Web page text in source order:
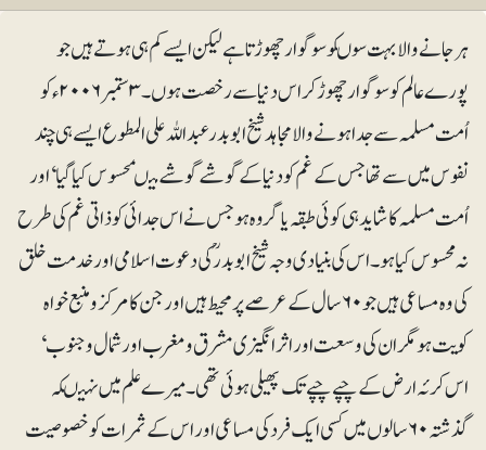
ہر جانے والا بہت سوںکو سوگوار چھوڑتا ہے لیکن ایسے کم ہی ہوتے ہیں جو
پورے عالم کو سوگوار چھوڑ کر اس دنیا سے رخصت ہوں۔ ۳ستمبر ۲۰۰۶ء کو
اُمت مسلمہ سے جداہونے والا مجاہد شیخ ابوبدرعبداللہ علی المطوع ایسے ہی چند
نفوس میں سے تھا جس کے غم کو دنیاکے گوشے گوشے میںمحسوس کیا گیا‘ اور
اُمت مسلمہ کا شاید ہی کوئی طبقہ یا گروہ ہو جس نے اس جدائی کو ذاتی غم کی طرح
نہ محسوس کیا ہو۔ اس کی بنیادی وجہ شیخ ابوبدرؒ کی دعوت اسلامی اور خدمت خلق
کی وہ مساعی ہیں جو ۶۰سال کے عرصے پر محیط ہیں اور جن کا مرکز و منبع خواہ
کویت ہو مگر ان کی وسعت اور اثرانگیزی مشرق و مغرب اور شمال و جنوب‘
اس کرئہ ارض کے چپے چپے تک پھیلی ہوئی تھی۔ میرے علم میں نہیںکہ
گذشتہ ۶۰ سالوں میں کسی ایک فرد کی مساعی اور اس کے ثمرات کو خصوصیت